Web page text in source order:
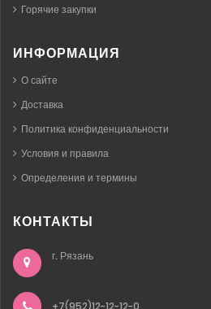
Горячие закупки
ИНФОРМАЦИЯ
О сайте
Доставка
Политика конфиденциальности
Условия и правила
Определения и термины
КОНТАКТЫ
г. Рязань